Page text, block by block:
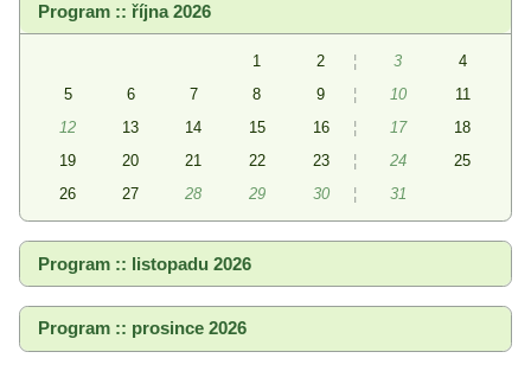
Program :: října 2026
1 2 ¦ 3
4
5
6 7 8 9 ¦ 10
11
12
13 14 15 16 ¦ 17
18
19
20 21 22 23 ¦ 24
25
26
27 28 29 30 ¦ 31
Program :: listopadu 2026
Program :: prosince 2026